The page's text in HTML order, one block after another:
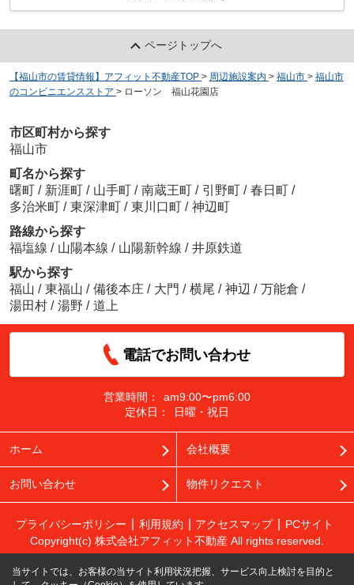
ページトップへ
【福山市の賃貸情報】アフィット不動産TOP > 周辺施設案内 > 福山市 > 福山市
のコンビニエンスストア > ローソン 福山花園店
市区町村から探す
福山市
町名から探す
曙町 / 新涯町 / 山手町 / 南蔵王町 / 引野町 / 春日町 /
多治米町 / 東深津町 / 東川口町 / 神辺町
路線から探す
福塩線 / 山陽本線 / 山陽新幹線 / 井原鉄道
駅から探す
福山 / 東福山 / 備後本庄 / 大門 / 横尾 / 神辺 / 万能倉 /
湯田村 / 湯野 / 道上
電話でお問い合わせ
営業時間：
am9:00〜pm6:00
定休日：
日曜・祝日
ホーム 会社概要
お問い合わせ 物件リクエスト
プライバシーポリシー 利用規約 アクセスマップ
PCサイト
Copyright(c) 株式会社アフィット不動産 All rights reserved.
当サイトでは、お客様の当サイト利用状況把握、サービス向上検討を目的と